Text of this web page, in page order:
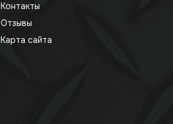
Контакты
Отзывы
Карта сайта